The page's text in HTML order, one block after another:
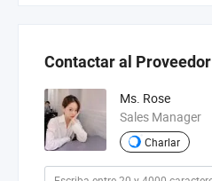
Contactar al Proveedor
Ms. Rose
Sales Manager
Charlar